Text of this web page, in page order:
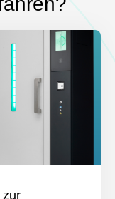
zur